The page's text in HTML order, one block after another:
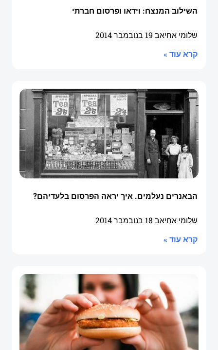
השילוב המנצח: וידאו ופרסום חברתי
שלומי אחיאב 19 בנובמבר 2014
קרא עוד »
הבאנרים נעלמים. איך יראה הפרסום בלעדיהם?
שלומי אחיאב 18 בנובמבר 2014
קרא עוד »